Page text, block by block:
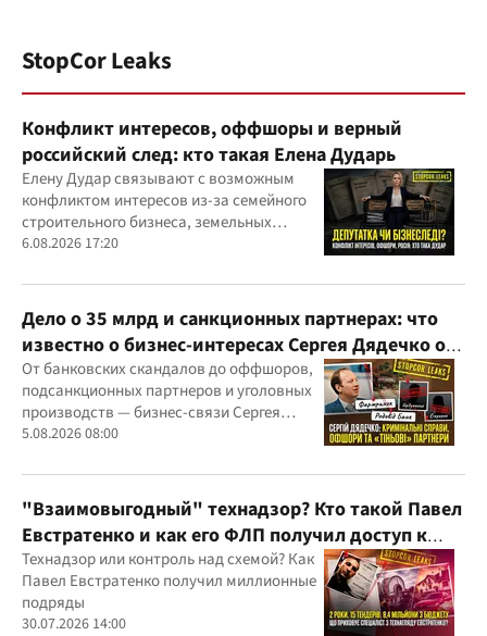
StopCor Leaks
Конфликт интересов, оффшоры и верный
российский след: кто такая Елена Дударь
Елену Дудар связывают с возможным
конфликтом интересов из-за семейного
строительного бизнеса, земельных
скандалов, судебных дел
6.08.2026 17:20
Дело о 35 млрд и санкционных партнерах: что
известно о бизнес-интересах Сергея Дядечко от
"Родовид Банка" до "ФАРМАСЕЛ"
От банковских скандалов до оффшоров,
подсанкционных партнеров и уголовных
производств — бизнес-связи Сергея
Дядечко до сих пор простираются через
юрисдикций
5.08.2026 08:00
"Взаимовыгодный" технадзор? Кто такой Павел
Евстратенко и как его ФЛП получил доступ к
бюджетным миллионам?
Технадзор или контроль над схемой? Как
Павел Евстратенко получил миллионные
подряды
30.07.2026 14:00